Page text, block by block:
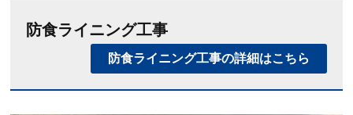
防食ライニング工事
防食ライニング工事の詳細はこちら